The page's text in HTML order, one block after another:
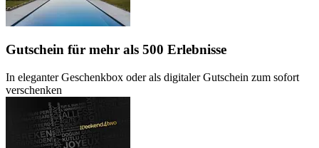
Gutschein für mehr als 500 Erlebnisse
In eleganter Geschenkbox oder als digitaler Gutschein zum sofort
verschenken